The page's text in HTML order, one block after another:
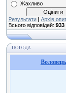
Жахливо
Результати | Архів
Всього відповідей: 933
ПОГОДА
Воловець